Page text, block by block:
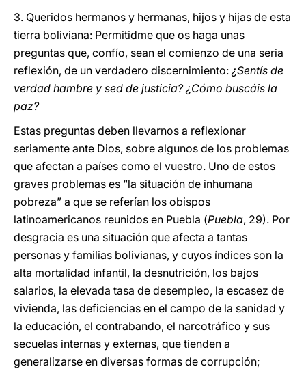
3. Queridos hermanos y hermanas, hijos y hijas de esta
tierra boliviana: Permitidme que os haga unas
preguntas que, confío, sean el comienzo de una seria
reflexión, de un verdadero discernimiento: ¿Sentís de
verdad hambre y sed de justicia? ¿Cómo buscáis la
paz?
Estas preguntas deben llevarnos a reflexionar
seriamente ante Dios, sobre algunos de los problemas
que afectan a países como el vuestro. Uno de estos
graves problemas es “la situación de inhumana
pobreza” a que se referían los obispos
latinoamericanos reunidos en Puebla (Puebla, 29). Por
desgracia es una situación que afecta a tantas
personas y familias bolivianas, y cuyos índices son la
alta mortalidad infantil, la desnutrición, los bajos
salarios, la elevada tasa de desempleo, la escasez de
vivienda, las deficiencias en el campo de la sanidad y
la educación, el contrabando, el narcotráfico y sus
secuelas internas y externas, que tienden a
generalizarse en diversas formas de corrupción;